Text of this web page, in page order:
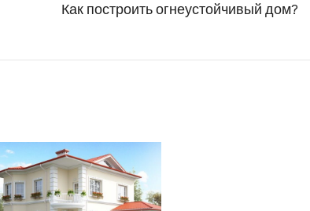
Как построить огнеустойчивый дом?